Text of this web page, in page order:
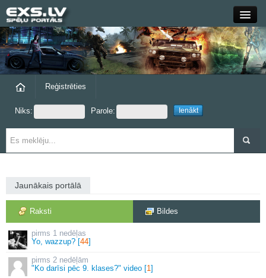
Close
Forums
Grupas
Reģistrēties
Niks: Parole:
Jaunākais portālā
Raksti Bildes
1 nedēļas
Yo, wazzup? [44]
2 nedēļām
"Ko darīsi pēc 9. klases?" video [1]